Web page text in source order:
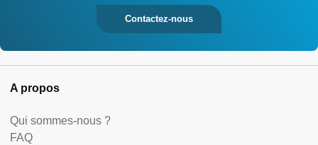
Contactez-nous
A propos
Qui sommes-nous ?
FAQ